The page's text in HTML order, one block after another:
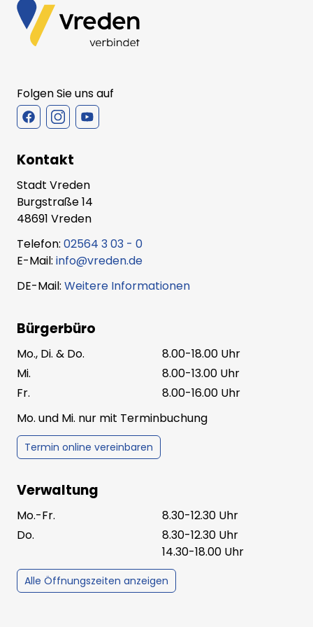
Folgen Sie uns auf
Kontakt
Stadt Vreden
Burgstraße 14
48691 Vreden
Telefon: 02564 3 03 - 0
E-Mail: info@vreden.de
DE-Mail: Weitere Informationen
Bürgerbüro
Mo., Di. & Do.
8.00-18.00 Uhr
Mi.
8.00-13.00 Uhr
Fr.
8.00-16.00 Uhr
Mo. und Mi. nur mit Terminbuchung
Termin online vereinbaren
Verwaltung
Mo.-Fr.
8.30-12.30 Uhr
Do.
8.30-12.30 Uhr
14.30-18.00 Uhr
Alle Öffnungszeiten anzeigen